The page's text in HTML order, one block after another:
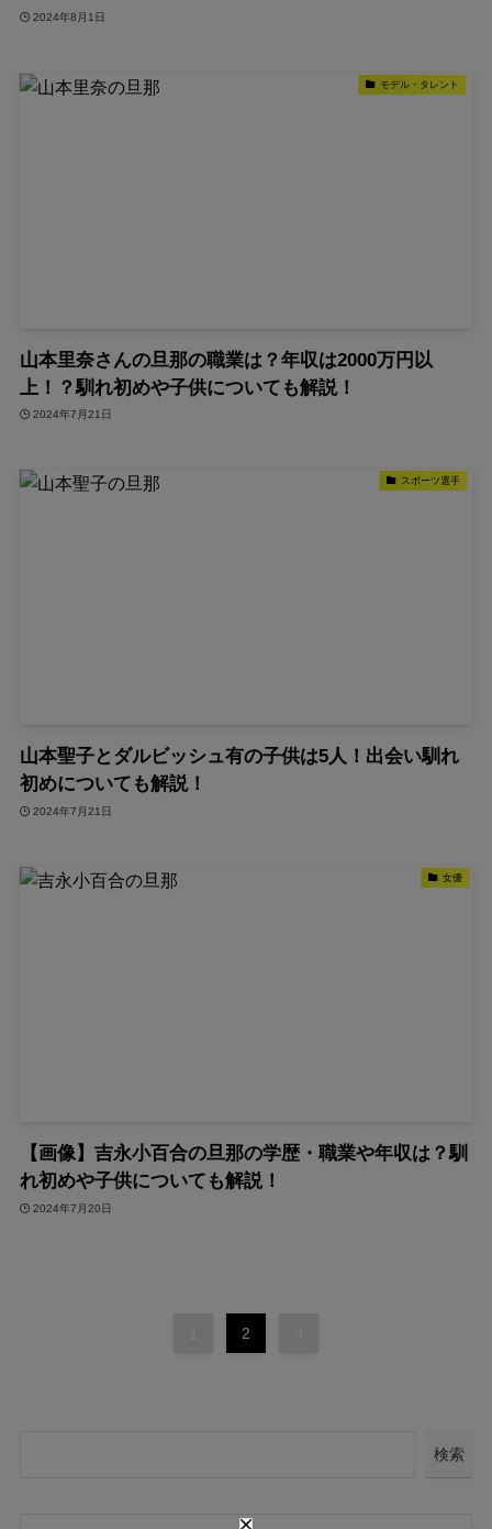
2024年8月1日
モデル・タレント
山本里奈さんの旦那の職業は？年収は2000万円以
上！？馴れ初めや子供についても解説！
2024年7月21日
スポーツ選手
山本聖子とダルビッシュ有の子供は5人！出会い馴れ
初めについても解説！
2024年7月21日
女優
【画像】吉永小百合の旦那の学歴・職業や年収は？馴
れ初めや子供についても解説！
2024年7月20日
2
検索